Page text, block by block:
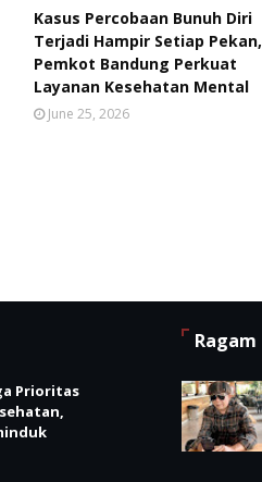
Kasus Percobaan Bunuh Diri
Terjadi Hampir Setiap Pekan,
Pemkot Bandung Perkuat
Layanan Kesehatan Mental
June 25, 2026
Prioritas
Ragam